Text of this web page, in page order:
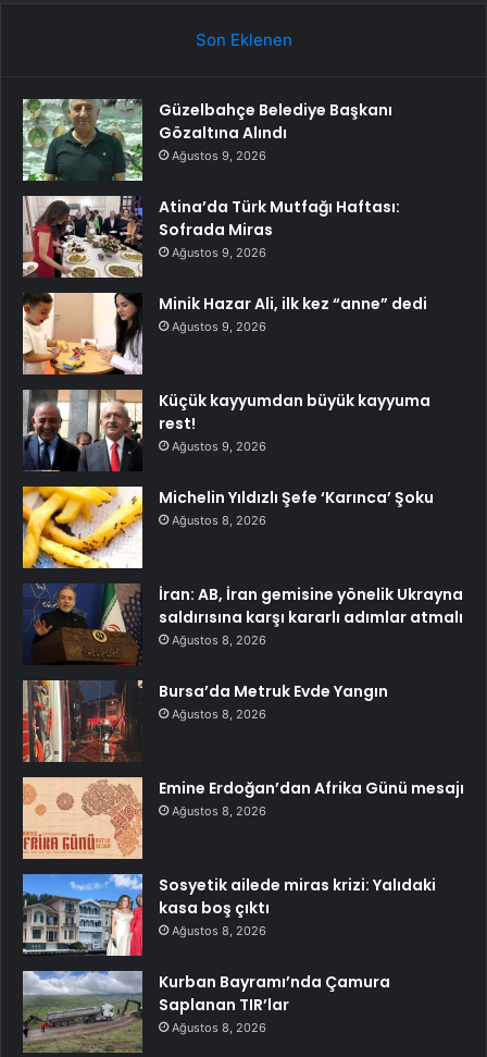
Son Eklenen
Güzelbahçe Belediye Başkanı
Gözaltına Alındı
Ağustos 9, 2026
Atina’da Türk Mutfağı Haftası:
Sofrada Miras
Ağustos 9, 2026
Minik Hazar Ali, ilk kez “anne” dedi
Ağustos 9, 2026
Küçük kayyumdan büyük kayyuma
rest!
Ağustos 9, 2026
Michelin Yıldızlı Şefe ‘Karınca’ Şoku
Ağustos 8, 2026
İran: AB, İran gemisine yönelik Ukrayna
saldırısına karşı kararlı adımlar atmalı
Ağustos 8, 2026
Bursa’da Metruk Evde Yangın
Ağustos 8, 2026
Emine Erdoğan’dan Afrika Günü mesajı
Ağustos 8, 2026
Sosyetik ailede miras krizi: Yalıdaki
kasa boş çıktı
Ağustos 8, 2026
Kurban Bayramı’nda Çamura
Saplanan TIR’lar
Ağustos 8, 2026